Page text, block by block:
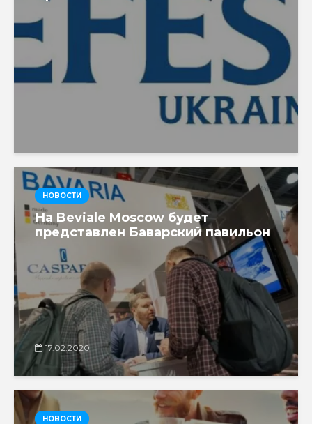
НОВОСТИ
На Beviale Moscow будет
представлен Баварский павильон
17.02.2020
НОВОСТИ